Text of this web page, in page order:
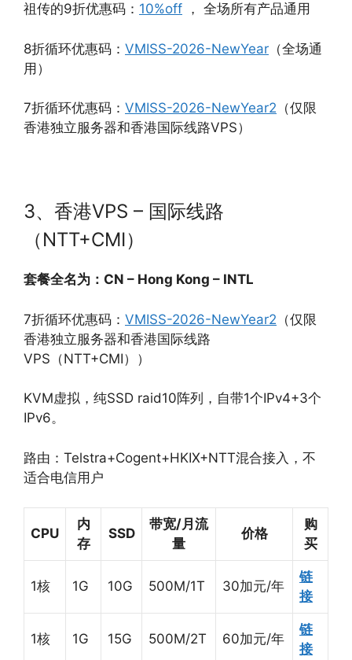
祖传的9折优惠码： 10%off ， 全场所有产品通用
8折循环优惠码： VMISS-2026-NewYear （全场通
用）
7折循环优惠码： VMISS-2026-NewYear2 （仅限
香港独立服务器和香港国际线路VPS）
3、香港VPS – 国际线路
（NTT+CMI）
套餐全名为：CN – Hong Kong – INTL
7折循环优惠码： VMISS-2026-NewYear2 （仅限
香港独立服务器和香港国际线路
VPS（NTT+CMI））
KVM虚拟，纯SSD raid10阵列，自带1个IPv4+3个
IPv6。
路由：Telstra+Cogent+HKIX+NTT混合接入，不
适合电信用户
CPU
内
存
SSD
带宽/月流
量
价格
购
买
1核 1G 10G 500M/1T 30加元/年
链
接
1核 1G 15G 500M/2T 60加元/年
链
接